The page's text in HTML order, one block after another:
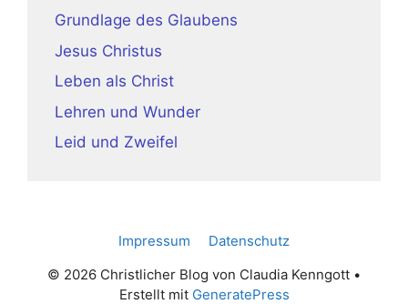
Grundlage des Glaubens
Jesus Christus
Leben als Christ
Lehren und Wunder
Leid und Zweifel
Impressum
Datenschutz
© 2026 Christlicher Blog von Claudia Kenngott •
Erstellt mit GeneratePress